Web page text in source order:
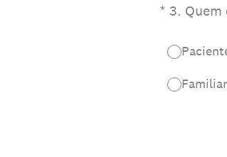
* 3. Quem